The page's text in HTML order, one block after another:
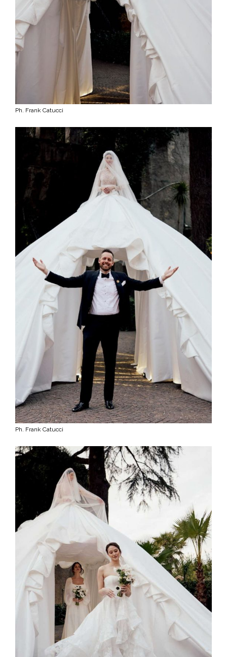
Ph. Frank Catucci
Ph. Frank Catucci